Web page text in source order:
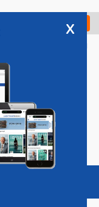
Check in
Vacatures
x